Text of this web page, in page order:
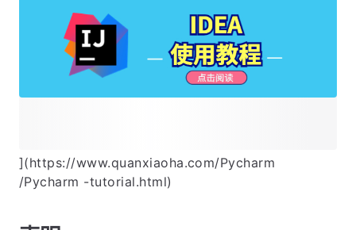
你可能感兴趣的
https://gitee.com/AllenJiang/WeBlog